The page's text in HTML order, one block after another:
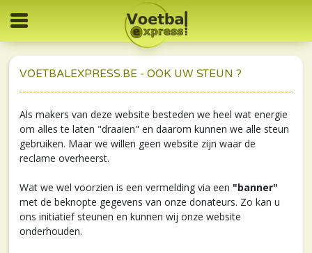
VOETBALEXPRESS.BE - OOK UW STEUN ?
Als makers van deze website besteden we heel wat energie
om alles te laten "draaien" en daarom kunnen we alle steun
gebruiken. Maar we willen geen website zijn waar de
reclame overheerst.
Wat we wel voorzien is een vermelding via een "banner"
met de beknopte gegevens van onze donateurs. Zo kan u
ons initiatief steunen en kunnen wij onze website
onderhouden.